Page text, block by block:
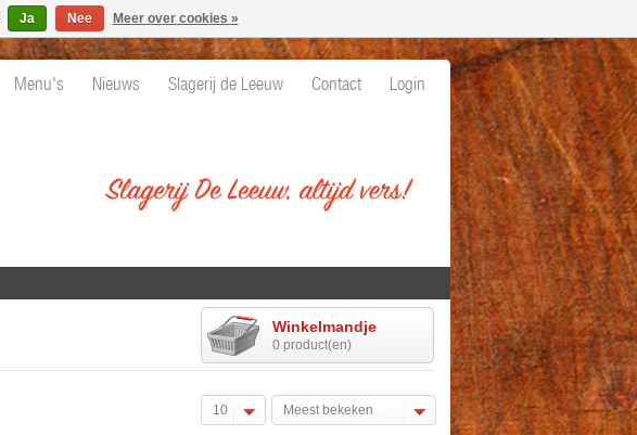
Menu's Nieuws Slagerij de Leeuw Contact Login
Winkelmandje
0 product(en)
10 Meest bekeken
Ja Nee Meer over cookies »